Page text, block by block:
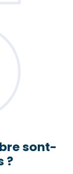
sont-
?